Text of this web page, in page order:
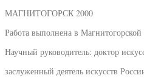
МАГНИТОГОРСК 2000
Работа выполнена в Магнитогорской
Научный руководитель: доктор
заслуженный деятель искусств